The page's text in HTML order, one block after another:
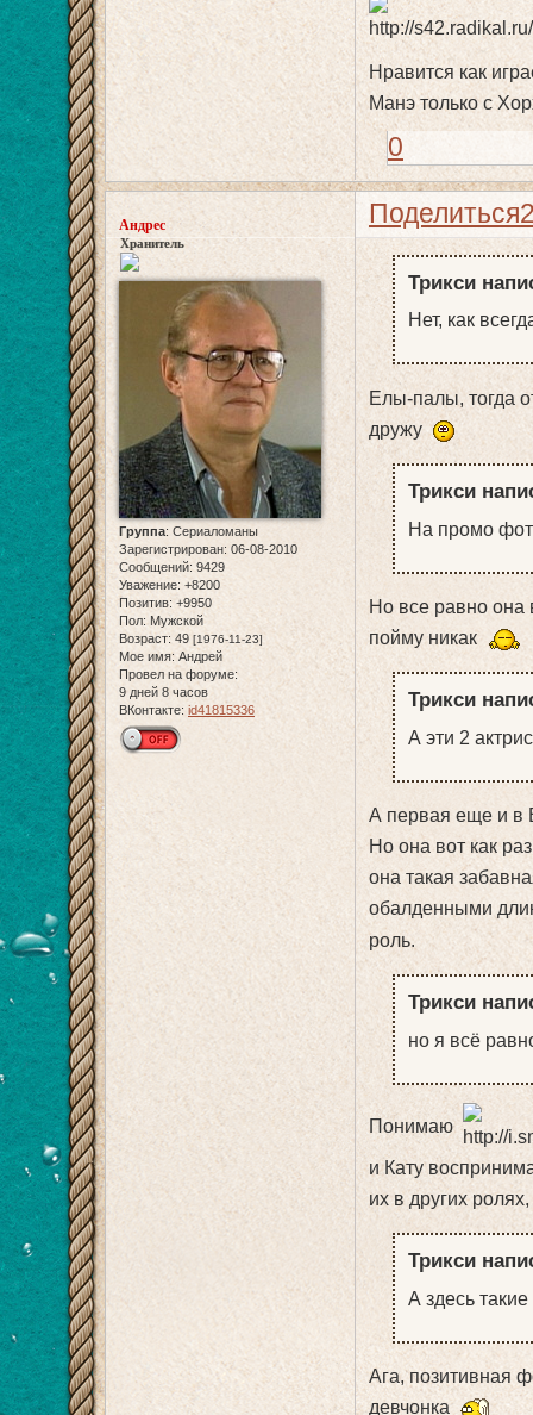
Нравится как
Манэ только с
0
Поделиться
Андрес
Хранитель
Группа: Сериаломаны
Зарегистрирован: 06-08-2010
Сообщений: 9429
Уважение: +8200
Позитив: +9950
Пол: Мужской
Возраст: 49 [1976-11-23]
Мое имя: Андрей
Провел на форуме:
9 дней 8 часов
ВКонтакте: id41815336
Трикси
Нет, как
Елы-палы, тогда
дружу
Трикси
На промо
Но все равно она
пойму никак
Трикси
А эти 2
А первая еще и в
Но она вот как
она такая
обалденными
роль.
Трикси
но я всё
Понимаю
и Кату
их в других
Трикси
А здесь
Ага, позитивная
девчонка